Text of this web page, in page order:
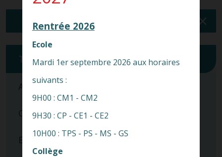
Toutes
APEL
Collège
Ecole
Rentrée 2026
Ecole
Mardi 1er septembre 2026 aux horaires
suivants :
9H00 : CM1 - CM2
9H30 : CP - CE1 - CE2
10H00 : TPS - PS - MS - GS
Collège